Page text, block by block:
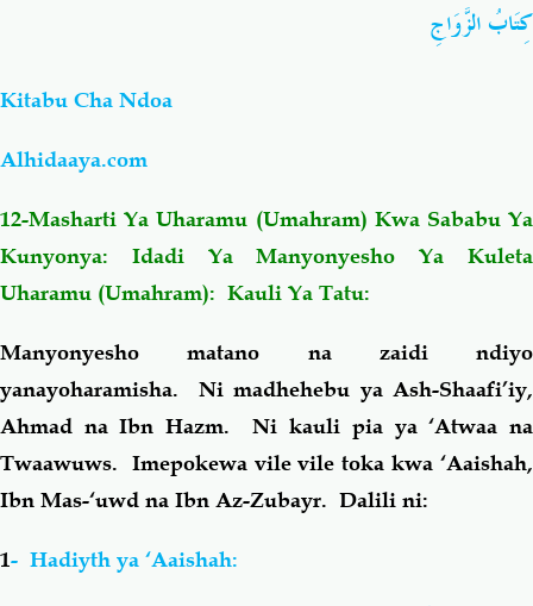
Fataawa Za Ulamaa
Akhlaaq-Aadaab Raqaaiq
Familia-Jamii Maswali-Majibu
Chemsha Bongo Vitabu
Mapishi
كِتَابُ الزَّوَاجِ
Kitabu Cha Ndoa
Alhidaaya.com
12-Masharti Ya Uharamu (Umahram) Kwa Sababu Ya
Kunyonya: Idadi Ya Manyonyesho Ya Kuleta
Uharamu (Umahram): Kauli Ya Tatu:
Manyonyesho matano na zaidi ndiyo
yanayoharamisha. Ni madhehebu ya Ash-Shaafi’iy,
Ahmad na Ibn Hazm. Ni kauli pia ya ‘Atwaa na
Twaawuws. Imepokewa vile vile toka kwa ‘Aaishah,
Ibn Mas-‘uwd na Ibn Az-Zubayr. Dalili ni:
1- Hadiyth ya ‘Aaishah: